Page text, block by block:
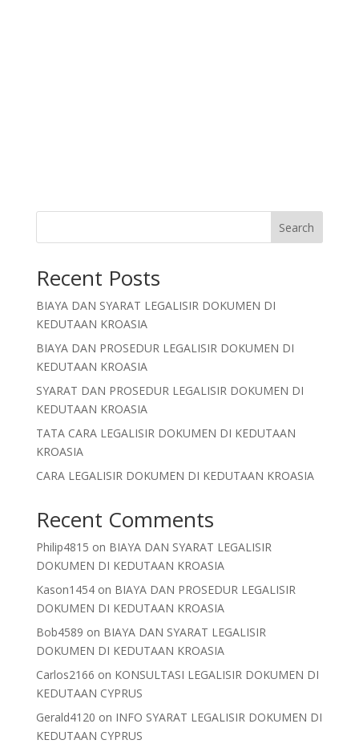
Search
Recent Posts
BIAYA DAN SYARAT LEGALISIR DOKUMEN DI
KEDUTAAN KROASIA
BIAYA DAN PROSEDUR LEGALISIR DOKUMEN DI
KEDUTAAN KROASIA
SYARAT DAN PROSEDUR LEGALISIR DOKUMEN DI
KEDUTAAN KROASIA
TATA CARA LEGALISIR DOKUMEN DI KEDUTAAN
KROASIA
CARA LEGALISIR DOKUMEN DI KEDUTAAN KROASIA
Recent Comments
Philip4815 on BIAYA DAN SYARAT LEGALISIR
DOKUMEN DI KEDUTAAN KROASIA
Kason1454on BIAYA DAN PROSEDUR LEGALISIR
DOKUMEN DI KEDUTAAN KROASIA
Bob4589 on BIAYA DAN SYARAT LEGALISIR
DOKUMEN DI KEDUTAAN KROASIA
Carlos2166 on KONSULTASI LEGALISIR DOKUMEN DI
KEDUTAAN CYPRUS
Gerald4120 on INFO SYARAT LEGALISIR DOKUMEN DI
KEDUTAAN CYPRUS